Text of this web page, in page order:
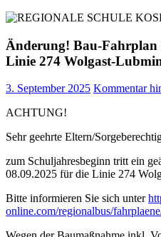
Änderung! Bau-Fahrplan
Linie 274 Wolgast-
3. September 2025 Kommentar
ACHTUNG!
Sehr geehrte Eltern/
zum Schuljahresbeginn tritt ein
08.09.2025 für die Linie 274
Bitte informieren Sie sich unter
online.com/regionalbus/